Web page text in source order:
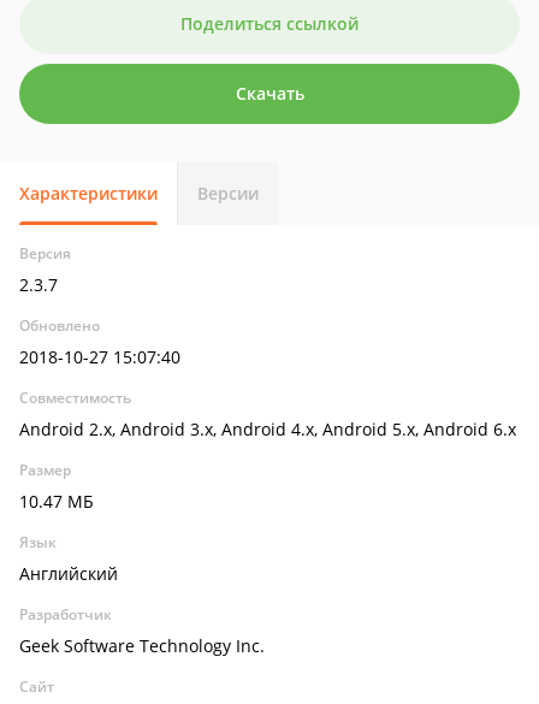
Поделиться ссылкой
Скачать
Характеристики Версии
Версия
2.3.7
Обновлено
2018-10-27 15:07:40
Совместимость
Android 2.x, Android 3.x, Android 4.x, Android 5.x, Android 6.x
Размер
10.47 МБ
Язык
Английский
Разработчик
Geek Software Technology Inc.
Сайт